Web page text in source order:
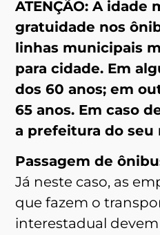
ATENÇÃO: A idade
gratuidade nos
linhas municipais
para cidade. Em
dos 60 anos; em
65 anos. Em caso
a prefeitura do seu
Passagem de
Já neste caso, as
que fazem o
interestadual